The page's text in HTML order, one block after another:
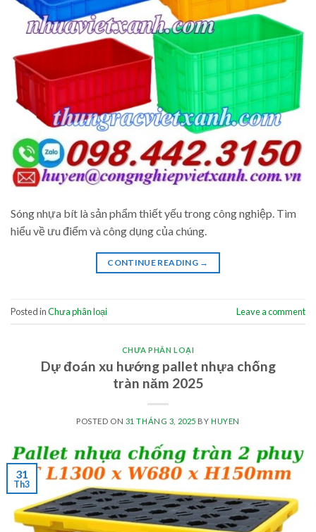
Sóng nhựa bít là sản phẩm thiết yếu trong công nghiệp. Tìm
hiểu về ưu điểm và công dụng của chúng.
CONTINUE READING →
Posted inChưa phân loại Leave a comment
CHƯA PHÂN LOẠI
Dự đoán xu hướng pallet nhựa chống
tràn năm 2025
POSTED ON 31 THÁNG 3, 2025 BY HUYEN
31
Th3